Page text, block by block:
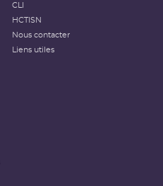
CLI
HCTISN
Nous contacter
Liens utiles